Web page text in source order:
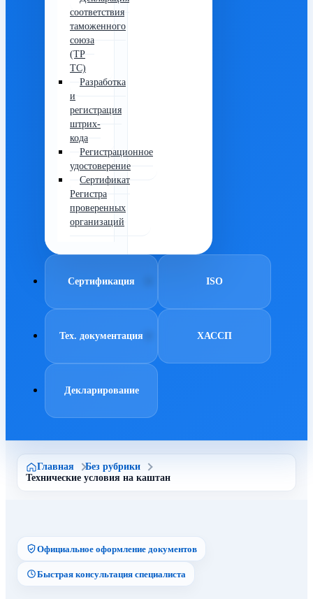
соответствия
таможенного
союза
(ТР
ТС)
Разработка
и
регистрация
штрих-
кода
Регистрационное
удостоверение
Сертификат
Регистра
проверенных
организаций
Сертификация ISO
Тех. документация ХАССП
Декларирование
Главная
Без рубрики
Технические условия на каштан
Официальное оформление документов
Быстрая консультация специалиста